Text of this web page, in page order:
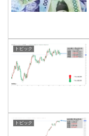
トピック
トピック